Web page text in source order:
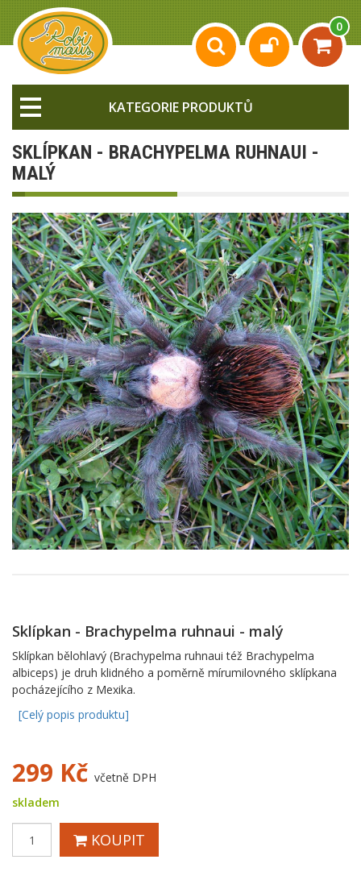
0
KATEGORIE PRODUKTŮ
SKLÍPKAN - BRACHYPELMA RUHNAUI -
MALÝ
Sklípkan - Brachypelma ruhnaui - malý
Sklípkan bělohlavý (Brachypelma ruhnaui též Brachypelma
albiceps) je druh klidného a poměrně mírumilovného sklípkana
pocházejícího z Mexika.
[Celý popis produktu]
299 Kč včetně DPH
skladem
KOUPIT